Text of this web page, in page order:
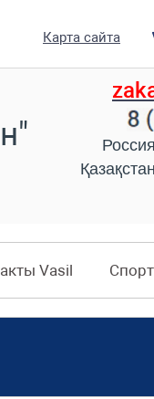
Карта сайта
Vasil